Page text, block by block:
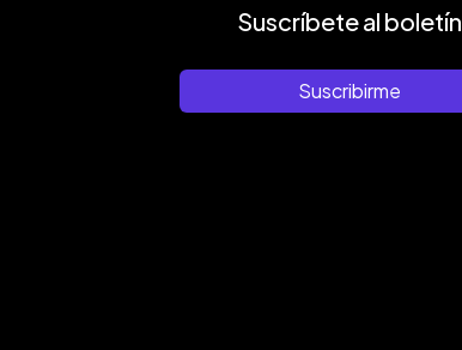
Suscríbete al boletín
Suscribirme